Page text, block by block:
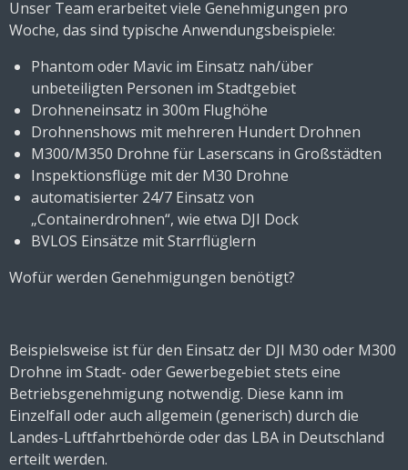
Unser Team erarbeitet viele Genehmigungen pro
Woche, das sind typische Anwendungsbeispiele:
Phantom oder Mavic im Einsatz nah/über
unbeteiligten Personen im Stadtgebiet
Drohneneinsatz in 300m Flughöhe
Drohnenshows mit mehreren Hundert Drohnen
M300/M350 Drohne für Laserscans in Großstädten
Inspektionsflüge mit der M30 Drohne
automatisierter 24/7 Einsatz von
„Containerdrohnen“, wie etwa DJI Dock
BVLOS Einsätze mit Starrflüglern
Wofür werden Genehmigungen benötigt?
Beispielsweise ist für den Einsatz der DJI M30 oder M300
Drohne im Stadt- oder Gewerbegebiet stets eine
Betriebsgenehmigung notwendig. Diese kann im
Einzelfall oder auch allgemein (generisch) durch die
Landes-Luftfahrtbehörde oder das LBA in Deutschland
erteilt werden.